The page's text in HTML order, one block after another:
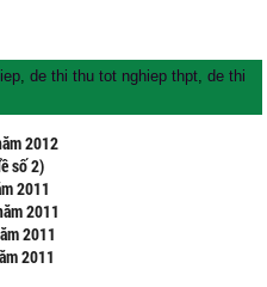
,de thi thu tot nghiep thpt,de thi
2012
số 2)
2011
2011
2011
2011